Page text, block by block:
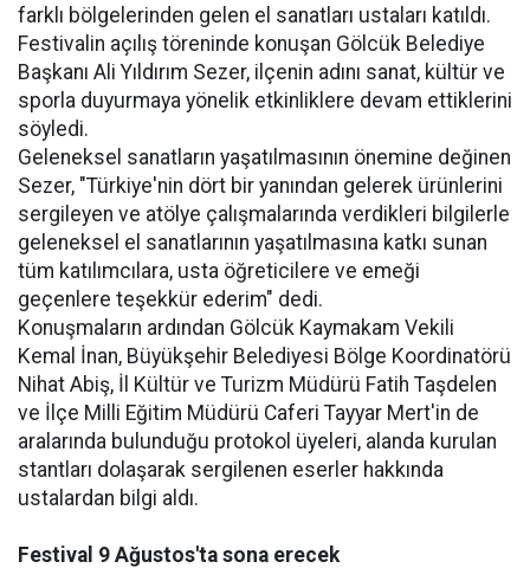
farklı bölgelerinden gelen el sanatları ustaları katıldı.
Festivalin açılış töreninde konuşan Gölcük Belediye
Başkanı Ali Yıldırım Sezer, ilçenin adını sanat, kültür ve
sporla duyurmaya yönelik etkinliklere devam ettiklerini
söyledi.
Geleneksel sanatların yaşatılmasının önemine değinen
Sezer, "Türkiye'nin dört bir yanından gelerek ürünlerini
sergileyen ve atölye çalışmalarında verdikleri bilgilerle
geleneksel el sanatlarının yaşatılmasına katkı sunan
tüm katılımcılara, usta öğreticilere ve emeği
geçenlere teşekkür ederim" dedi.
Konuşmaların ardından Gölcük Kaymakam Vekili
Kemal İnan, Büyükşehir Belediyesi Bölge Koordinatörü
Nihat Abiş, İl Kültür ve Turizm Müdürü Fatih Taşdelen
ve İlçe Milli Eğitim Müdürü Caferi Tayyar Mert'in de
aralarında bulunduğu protokol üyeleri, alanda kurulan
stantları dolaşarak sergilenen eserler hakkında
ustalardan bilgi aldı.
Festival 9 Ağustos'ta sona erecek